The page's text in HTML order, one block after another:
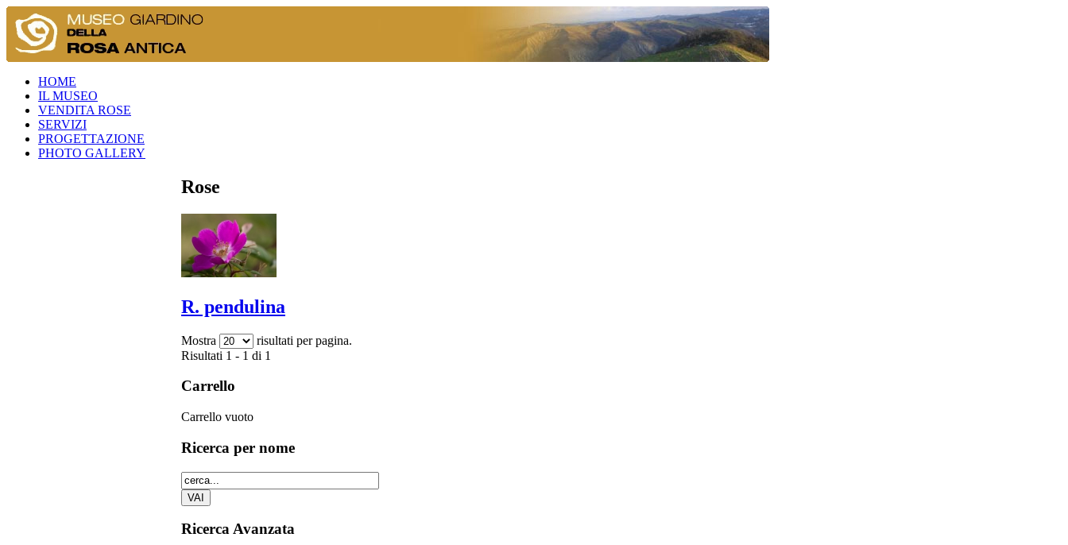
HOME
IL MUSEO
VENDITA ROSE
SERVIZI
PROGETTAZIONE
PHOTO GALLERY
Rose
R. pendulina
Mostra
risultati per pagina.
Risultati 1 - 1 di 1
Carrello
Carrello vuoto
Ricerca per nome
RicercaAvanzata